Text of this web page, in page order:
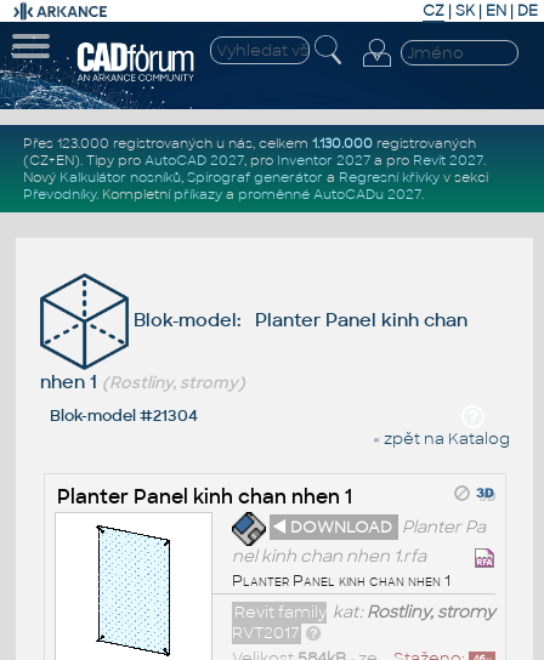
CZ | SK| EN | DE
Přes 123.000 registrovaných u nás, celkem 1.130.000registrovaných
(CZ+EN). Tipy pro AutoCAD 2027, pro Inventor 2027a pro Revit 2027.
Nový Kalkulátor nosníků, Spirograf generátor a Regresní křivkyv sekci
Převodníky. Kompletní příkazya proměnné AutoCADu 2027.
Blok-model: Planter Panel kinh chan
nhen 1 (Rostliny, stromy)
Blok-model #21304
« zpět na Katalog
Planter Panel kinh chan nhen 1
◄ DOWNLOAD Planter Pa
nel kinh chan nhen 1.rfa
Planter Panel kinh chan nhen 1
kat:Rostliny, stromy
Revit family
RVT2017